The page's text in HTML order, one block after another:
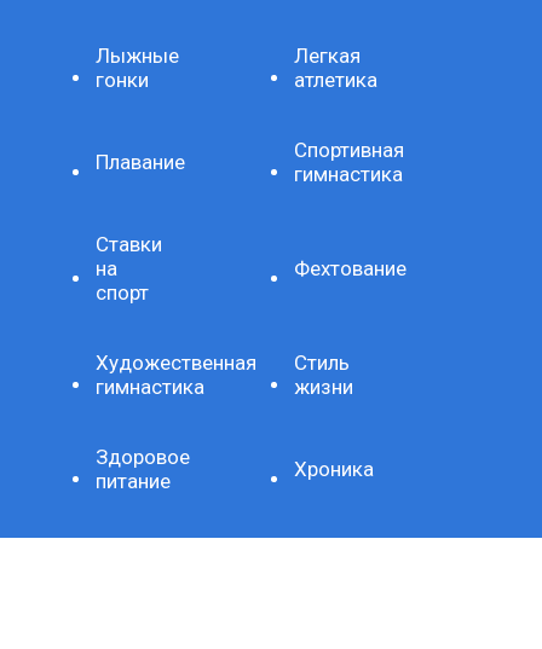
Лыжные
гонки
Легкая
атлетика
Плавание
Спортивная
гимнастика
Ставки
на
спорт
Фехтование
Художественная
гимнастика
Стиль
жизни
Здоровое
питание
Хроника